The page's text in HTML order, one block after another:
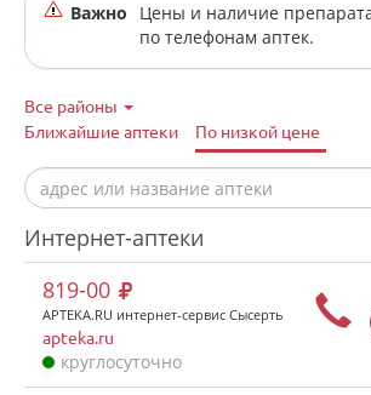
Важно
Цены и наличие
по телефонам аптек.
Все районы
Ближайшие аптеки
По низкой цене
Интернет-аптеки
819-00
APTEKA.RU интернет-сервис Сысерть
apteka.ru
круглосуточно